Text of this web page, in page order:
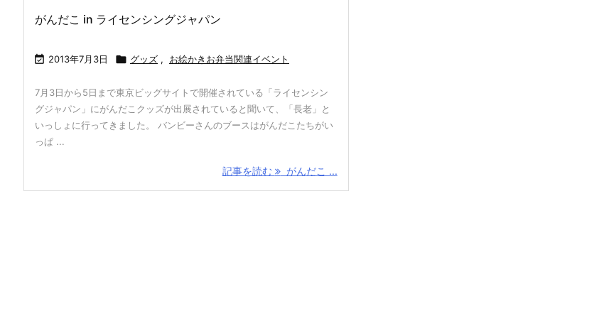
がんだこ in ライセンシングジャパン
 2013年7月3日  グッズ , お絵かきお弁当関連イベント
7月3日から5日まで東京ビッグサイトで開催されている「ライセンシン
グジャパン」にがんだこクッズが出展されていると聞いて、「長老」と
いっしょに行ってきました。 バンビーさんのブースはがんだこたちがい
っぱ ...
記事を読む がんだこ ...